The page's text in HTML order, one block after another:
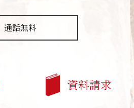
通話無料
資料請求